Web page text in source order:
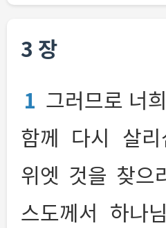
3 장
1 그러므로 너
함께 다시 살리
위엣 것을 찾으
스도께서 하나